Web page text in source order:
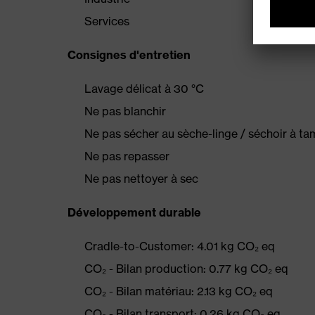
Services
Consignes d'entretien
Lavage délicat à 30 °C
Ne pas blanchir
Ne pas sécher au sèche-linge / séchoir à
Ne pas repasser
Ne pas nettoyer à sec
Développement durable
Cradle-to-Customer: 4.01 kg CO₂ eq
CO₂ - Bilan production: 0.77 kg CO₂ eq
CO₂ - Bilan matériau: 2.13 kg CO₂ eq